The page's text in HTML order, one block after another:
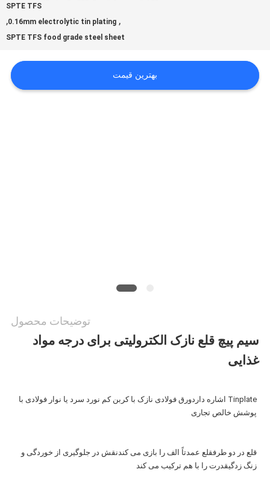
اخبار
حفظ
حریم
خصوصی
SPTE TFS
,
0.16mm electrolytic tin plating
,
SPTE TFS food grade steel sheet
بهترین قیمت
توضیحات محصول
سیم پیچ قلع نازک الکترولیتی برای درجه مواد
غذایی
Tinplate اشاره دارد
پوشش خالص تجاری
قلع در دو طرفقلع عمدتاً الف را بازی می کند
زنگ زدگیقدرت را با هم ترکیب می کند